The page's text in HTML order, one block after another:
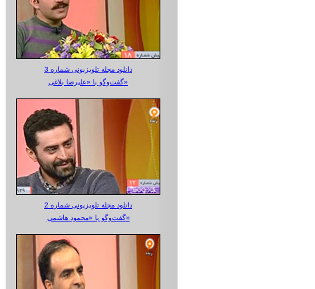
دانلود مجله تلویزیونی شماره 3
گفت‌وگو با «علیرضا بلاغی»
دانلود مجله تلویزیونی شماره 2
گفت‌وگو با «محمود هاشمی»